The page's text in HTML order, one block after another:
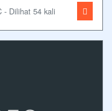
- Dilihat 54 kali